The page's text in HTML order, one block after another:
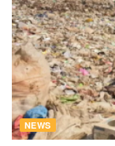
NEWS